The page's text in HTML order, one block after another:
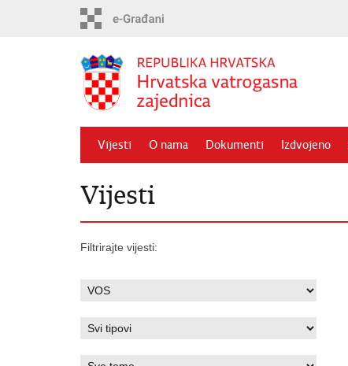
Vijesti O nama Dokumenti Izdvojeno
Vijesti
Filtrirajte vijesti: